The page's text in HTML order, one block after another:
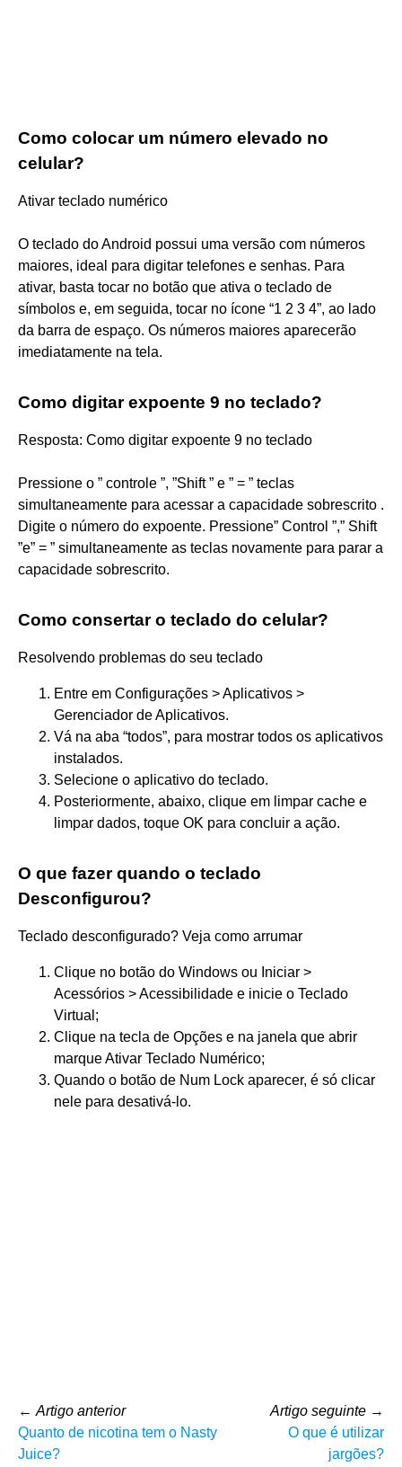
Como colocar um número elevado no
celular?
Ativar teclado numérico
O teclado do Android possui uma versão com números
maiores, ideal para digitar telefones e senhas. Para
ativar, basta tocar no botão que ativa o teclado de
símbolos e, em seguida, tocar no ícone “1 2 3 4”, ao lado
da barra de espaço. Os números maiores aparecerão
imediatamente na tela.
Como digitar expoente 9 no teclado?
Resposta: Como digitar expoente 9 no teclado
Pressione o ” controle ”, ”Shift ” e ” = ” teclas
simultaneamente para acessar a capacidade sobrescrito .
Digite o número do expoente. Pressione” Control ”,” Shift
”e” = ” simultaneamente as teclas novamente para parar a
capacidade sobrescrito.
Como consertar o teclado do celular?
Resolvendo problemas do seu teclado
Entre em Configurações > Aplicativos >
Gerenciador de Aplicativos.
Vá na aba “todos”, para mostrar todos os aplicativos
instalados.
Selecione o aplicativo do teclado.
Posteriormente, abaixo, clique em limpar cache e
limpar dados, toque OK para concluir a ação.
O que fazer quando o teclado
Desconfigurou?
Teclado desconfigurado? Veja como arrumar
Clique no botão do Windows ou Iniciar >
Acessórios > Acessibilidade e inicie o Teclado
Virtual;
Clique na tecla de Opções e na janela que abrir
marque Ativar Teclado Numérico;
Quando o botão de Num Lock aparecer, é só clicar
nele para desativá-lo.
← Artigo anterior
Quanto de nicotina tem o Nasty
Juice?
Artigo seguinte →
O que é utilizar
jargões?